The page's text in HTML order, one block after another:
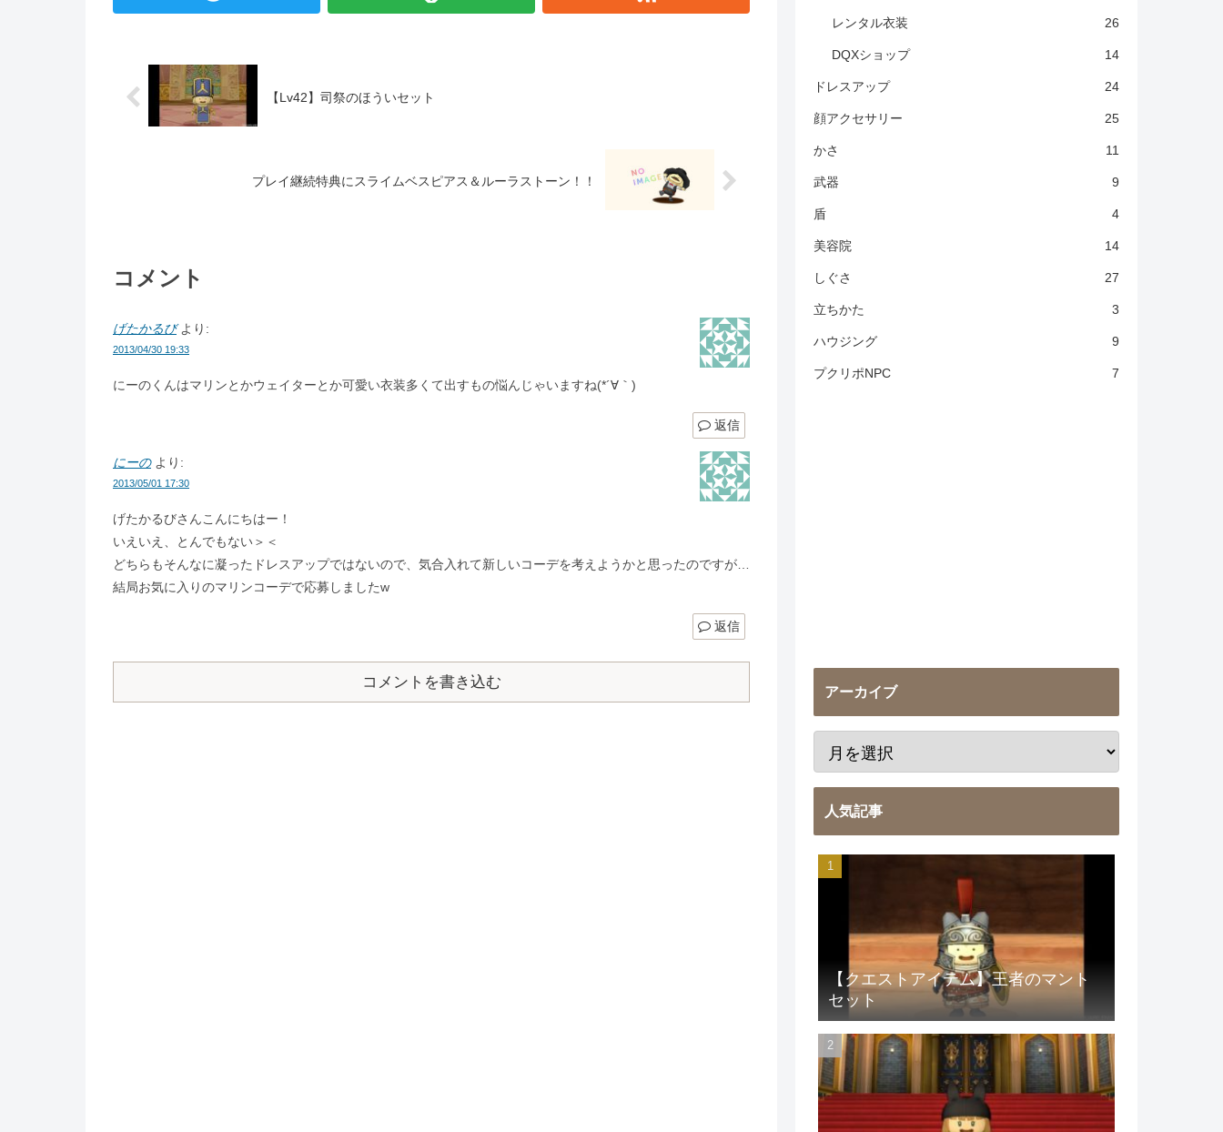
【Lv42】司祭のほういセット
プレイ継続特典にスライムベスピアス＆ルーラストーン！！
コメント
げたかるび より:
2013/04/30 19:33
にーのくんはマリンとかウェイターとか可愛い衣装多くて出すもの悩んじゃいますね(*´∀｀)
返信
にーの より:
2013/05/01 17:30
げたかるびさんこんにちはー！
いえいえ、とんでもない＞＜
どちらもそんなに凝ったドレスアップではないので、気合入れて新しいコーデを考えようかと思ったのですが…
結局お気に入りのマリンコーデで応募しましたw
返信
コメントを書き込む
レンタル衣装 26
DQXショップ 14
ドレスアップ 24
顔アクセサリー 25
かさ 11
武器 9
盾 4
美容院 14
しぐさ 27
立ちかた 3
ハウジング 9
プクリポNPC 7
アーカイブ
人気記事
【クエストアイテム】王者のマント
セット